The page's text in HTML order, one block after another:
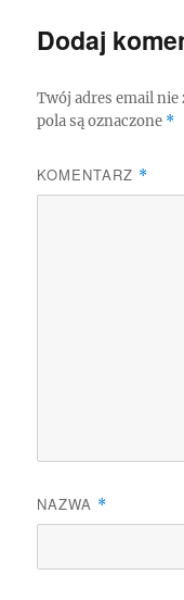
Dodaj
Twój adres email
pola są oznaczone *
KOMENTARZ *
NAZWA *